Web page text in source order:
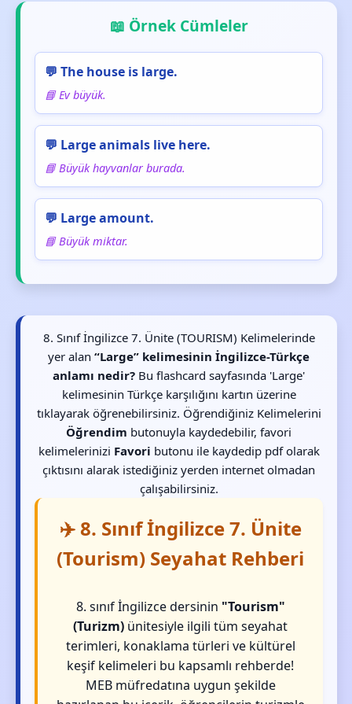
📖 Örnek Cümleler
💬 The house is large.
📘 Ev büyük.
💬 Large animals live here.
📘 Büyük hayvanlar burada.
💬 Large amount.
📘 Büyük miktar.
8. Sınıf İngilizce 7. Ünite (TOURISM) Kelimelerinde
yer alan“Large” kelimesinin İngilizce-Türkçe
anlamı nedir? Bu flashcard sayfasında 'Large'
kelimesinin Türkçe karşılığını kartın üzerine
tıklayarak öğrenebilirsiniz. Öğrendiğiniz Kelimelerini
Öğrendim butonuyla kaydedebilir, favori
kelimelerinizi Favori butonu ile kaydedip pdf olarak
çıktısını alarak istediğiniz yerden internet olmadan
çalışabilirsiniz.
✈️ 8. Sınıf İngilizce 7. Ünite
(Tourism) Seyahat Rehberi
8. sınıf İngilizce dersinin "Tourism"
(Turizm) ünitesiyle ilgili tüm seyahat
terimleri, konaklama türleri ve kültürel
keşif kelimeleri bu kapsamlı rehberde!
MEB müfredatına uygun şekilde